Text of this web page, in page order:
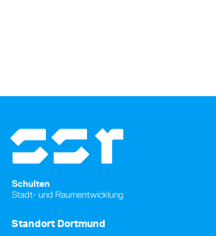
Standort Dortmund